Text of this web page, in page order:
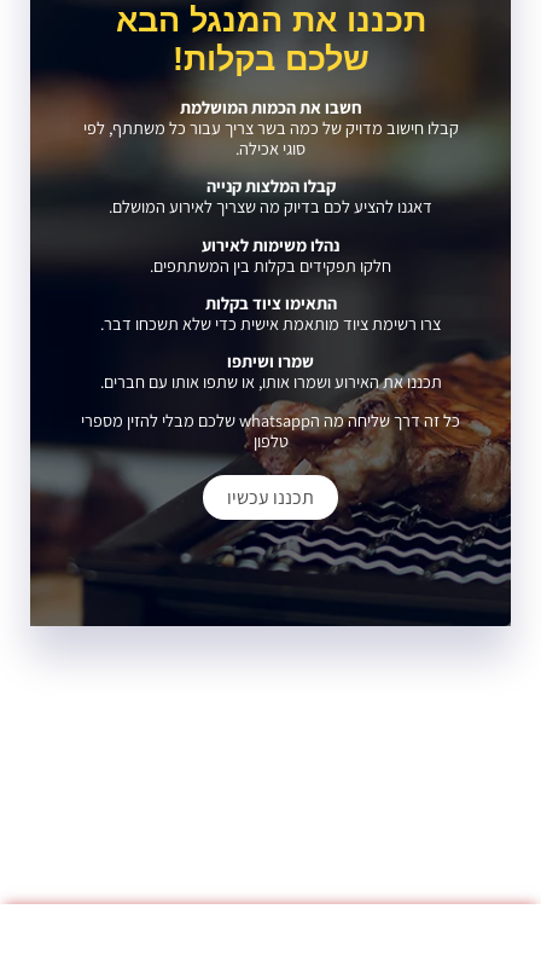
תכננו את המנגל הבא
שלכם בקלות!
חשבו את הכמות המושלמת
קבלו חישוב מדויק של כמה בשר צריך עבור כל משתתף, לפי
סוגי אכילה.
קבלו המלצות קנייה
דאגנו להציע לכם בדיוק מה שצריך לאירוע המושלם.
נהלו משימות לאירוע
חלקו תפקידים בקלות בין המשתתפים.
התאימו ציוד בקלות
צרו רשימת ציוד מותאמת אישית כדי שלא תשכחו דבר.
שמרו ושיתפו
תכננו את האירוע ושמרו אותו, או שתפו אותו עם חברים.
כל זה דרך שליחה מה הwhatsapp שלכם מבלי להזין מספרי
טלפון
תכננו עכשיו